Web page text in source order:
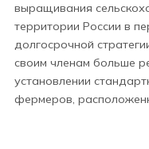
выращивания
территории России в
долгосрочной
своим членам больше
установлении
фермеров,